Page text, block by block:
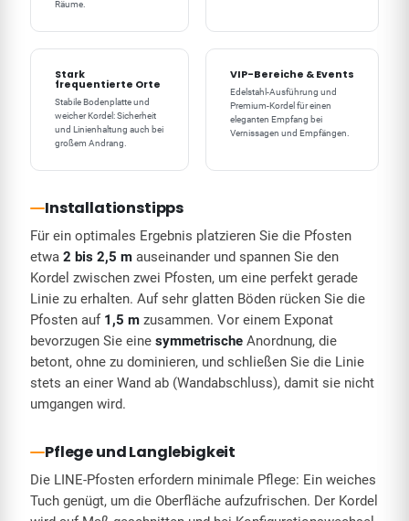
Räume.
Stark
frequentierte Orte
Stabile Bodenplatte und
weicher Kordel: Sicherheit
und Linienhaltung auch bei
großem Andrang.
VIP-Bereiche & Events
Edelstahl-Ausführung und
Premium-Kordel für einen
eleganten Empfang bei
Vernissagen und Empfängen.
Installationstipps
Für ein optimales Ergebnis platzieren Sie die Pfosten
etwa 2 bis 2,5 m auseinander und spannen Sie den
Kordel zwischen zwei Pfosten, um eine perfekt gerade
Linie zu erhalten. Auf sehr glatten Böden rücken Sie die
Pfosten auf 1,5 m zusammen. Vor einem Exponat
bevorzugen Sie eine symmetrische Anordnung, die
betont, ohne zu dominieren, und schließen Sie die Linie
stets an einer Wand ab (Wandabschluss), damit sie nicht
umgangen wird.
Pflege und Langlebigkeit
Die LINE-Pfosten erfordern minimale Pflege: Ein weiches
Tuch genügt, um die Oberfläche aufzufrischen. Der Kordel